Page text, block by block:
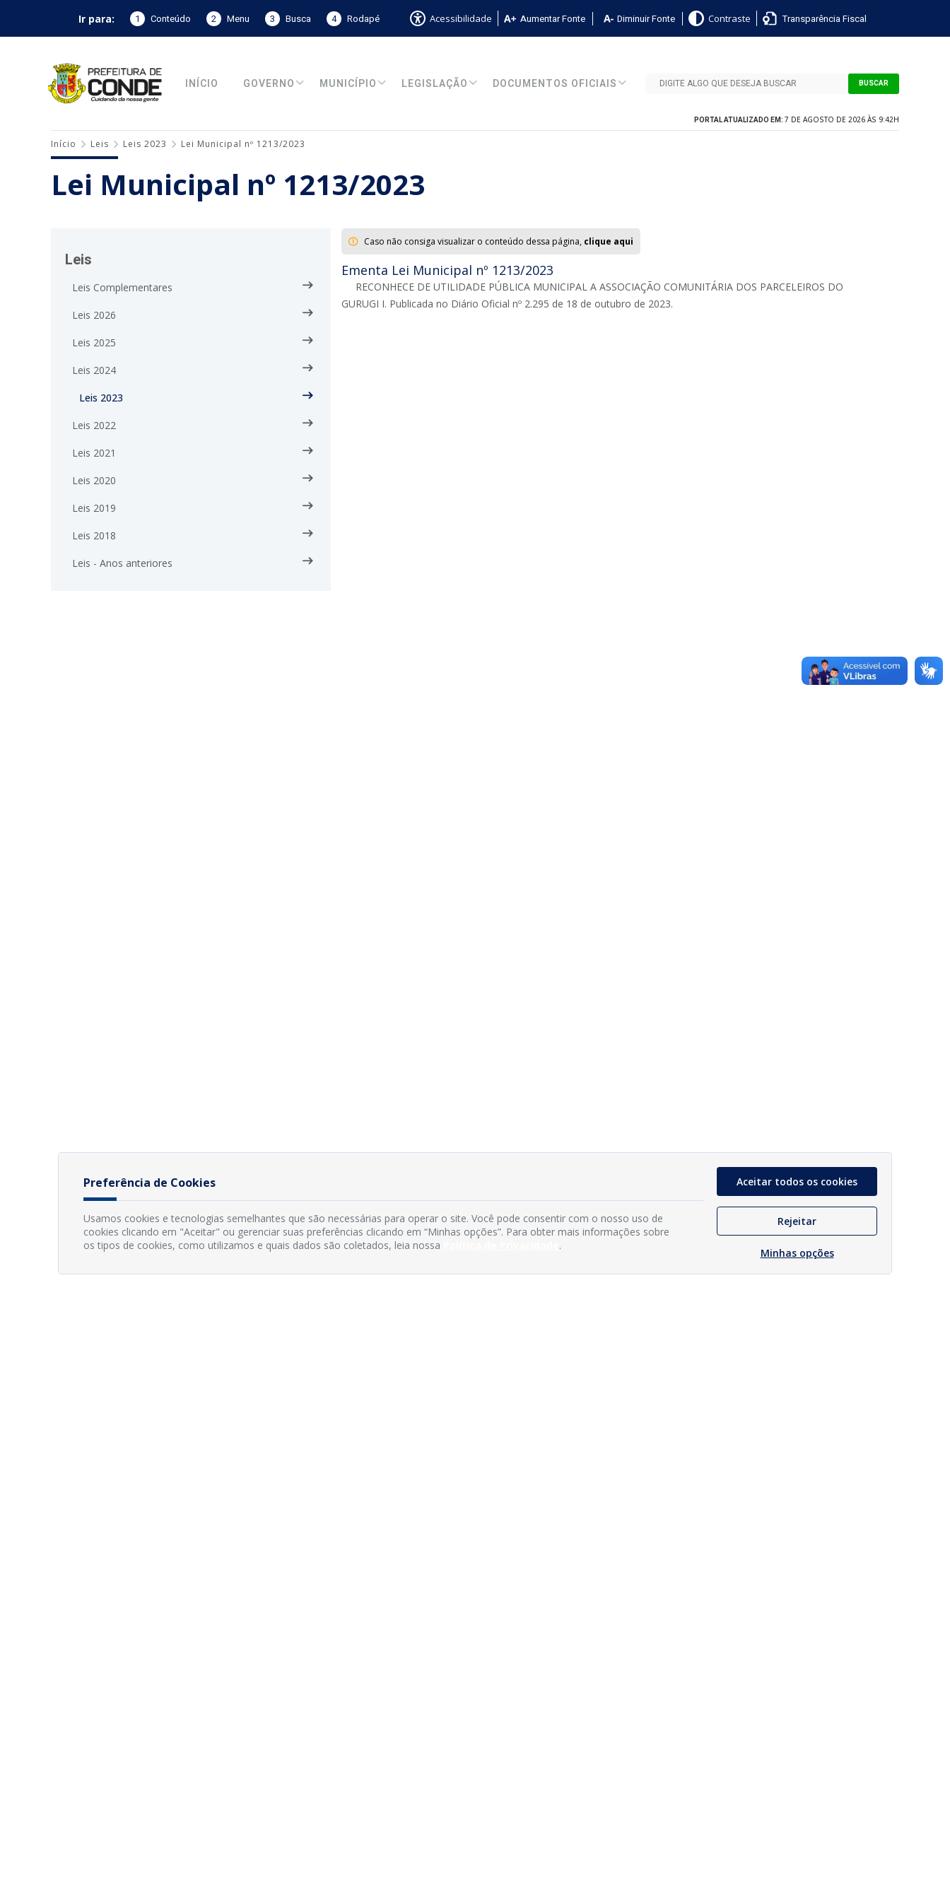
Ir para: 1 Conteúdo 2 Menu 3 Busca 4 Rodapé Acessibilidade Aumentar Fonte Diminuir Fonte Contraste Transparência Fiscal
INÍCIO GOVERNO MUNICÍPIO LEGISLAÇÃO DOCUMENTOS OFICIAIS BUSCAR
PORTAL ATUALIZADO EM: 7 DE AGOSTO DE 2026 ÀS 9:42H
Início Leis Leis 2023 Lei Municipal nº 1213/2023
Lei Municipal nº 1213/2023
Leis
Leis Complementares
Leis 2026
Leis 2025
Leis 2024
Leis 2023
Leis 2022
Leis 2021
Leis 2020
Leis 2019
Leis 2018
Leis - Anos anteriores
Caso não consiga visualizar o conteúdo dessa página, clique aqui
Ementa Lei Municipal nº 1213/2023
RECONHECE DE UTILIDADE PÚBLICA MUNICIPAL A ASSOCIAÇÃO COMUNITÁRIA DOS PARCELEIROS DO
GURUGI I. Publicada no Diário Oficial nº 2.295 de 18 de outubro de 2023.
Preferência de Cookies
Usamos cookies e tecnologias semelhantes que são necessárias para operar o site. Você pode consentir com o nosso uso de
cookies clicando em "Aceitar" ou gerenciar suas preferências clicando em “Minhas opções”. Para obter mais informações sobre
os tipos de cookies, como utilizamos e quais dados são coletados, leia nossa
.
Aceitar todos os cookies
Rejeitar
Minhas opções